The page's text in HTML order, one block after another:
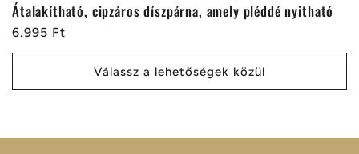
Átalakítható, cipzáros díszpárna, amely pléddé nyitható
Normál
ár
6.995 Ft
Válassz a lehetőségek közül